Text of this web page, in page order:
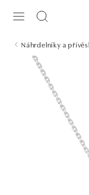
Náhrdelníky a